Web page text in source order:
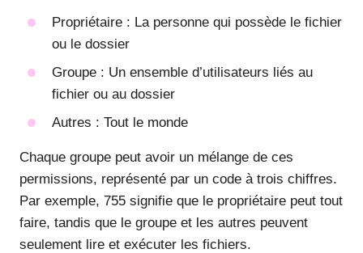
Propriétaire : La personne qui possède le fichier
ou le dossier
Groupe : Un ensemble d’utilisateurs liés au
fichier ou au dossier
Autres : Tout le monde
Chaque groupe peut avoir un mélange de ces
permissions, représenté par un code à trois chiffres.
Par exemple, 755 signifie que le propriétaire peut tout
faire, tandis que le groupe et les autres peuvent
seulement lire et exécuter les fichiers.